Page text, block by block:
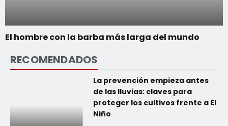
El hombre con la barba más larga del mundo
RECOMENDADOS
La prevención empieza antes
de las lluvias: claves para
proteger los cultivos frente a El
Niño